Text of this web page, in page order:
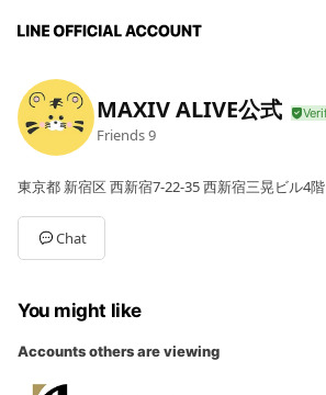
MAXIV ALIVE公式
Friends9
東京都 新宿区 西新宿7-22-35 西新宿三晃ビル4階
Chat
You might like
Accounts others are viewing